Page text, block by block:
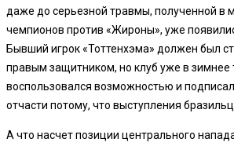
даже до серьезной травмы, полученной в
чемпионов против «Жироны», уже
Бывший игрок «Тоттенхэма» должен был
правым защитником, но клуб уже в зимнее
воспользовался возможностью и
отчасти потому, что выступления
А что насчет позиции центрального